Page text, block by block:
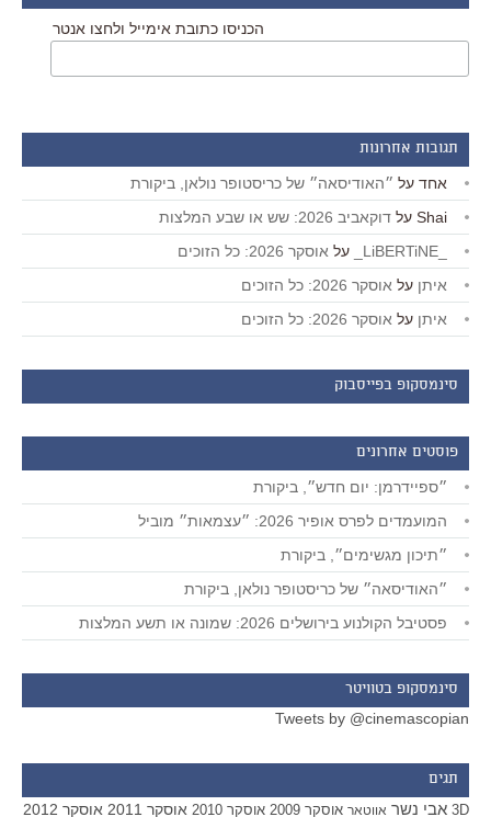
הכניסו כתובת אימייל ולחצו אנטר
תגובות אחרונות
אחד על ״האודיסאה״ של כריסטופר נולאן, ביקורת
Shai על דוקאביב 2026: שש או שבע המלצות
על אוסקר 2026: כל הזוכים
איתן על אוסקר 2026: כל הזוכים
איתן על אוסקר 2026: כל הזוכים
סינמסקופ בפייסבוק
פוסטים אחרונים
״ספיידרמן: יום חדש״, ביקורת
המועמדים לפרס אופיר 2026: ״עצמאות״ מוביל
״תיכון מגשימים״, ביקורת
״האודיסאה״ של כריסטופר נולאן, ביקורת
פסטיבל הקולנוע בירושלים 2026: שמונה או תשע המלצות
סינמסקופ בטוויטר
Tweets by @cinemascopian
תגים
3D אבי נשר אווטאר אוסקר 2009 אוסקר 2010 אוסקר 2011 אוסקר 2012